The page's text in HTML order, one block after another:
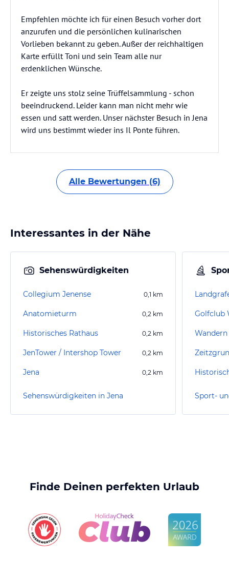
Empfehlen möchte ich für einen Besuch vorher dort
anzurufen und die persönlichen kulinarischen
Vorlieben bekannt zu geben. Außer der reichhaltigen
Karte erfüllt Toni und sein Team alle nur
erdenklichen Wünsche.
Er zeigte uns stolz seine Trüffelsammlung - schon
beeindruckend. Leider kann man nicht mehr wie
essen und satt werden. Unser nächster Besuch in Jena
wird uns bestimmt wieder ins Il Ponte führen.
Alle Bewertungen (6)
Interessantes in der Nähe
Sehenswürdigkeiten
Collegium Jenense 0,1 km
Anatomieturm 0,2 km
Historisches Rathaus 0,2 km
JenTower / Intershop Tower 0,2 km
Jena 0,2 km
Sehenswürdigkeiten in Jena
Golfclub
Wandern
Sport-
Finde Deinen perfekten Urlaub